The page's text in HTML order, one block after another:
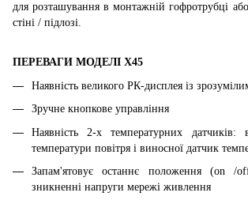
для розташування в монтажній гофротрубці
стіні / підлозі.
ПЕРЕВАГИ МОДЕЛІ X45
Наявність великого РК-дисплея із
Зручне кнопкове управління
Наявність 2-х температурних датчиків:
температури повітря і виносної датчик
Запам'ятовує останнє положення (on /
зникненні напруги мережі живлення